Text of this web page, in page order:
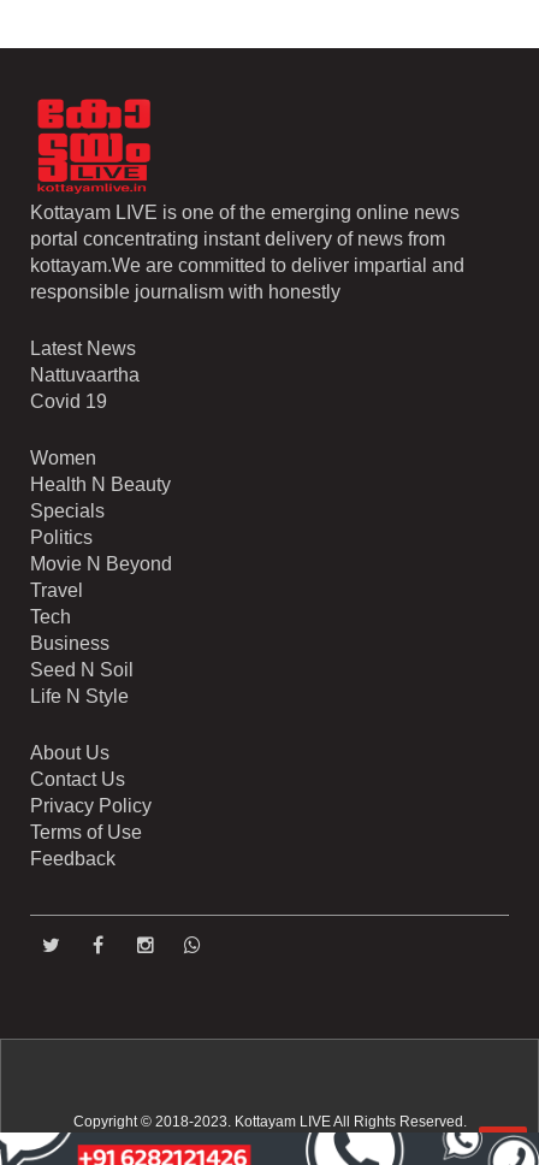
Kottayam LIVE is one of the emerging online news
portal concentrating instant delivery of news from
kottayam.We are committed to deliver impartial and
responsible journalism with honestly
Latest News
Nattuvaartha
Covid 19
Women
Health N Beauty
Specials
Politics
Movie N Beyond
Travel
Tech
Business
Seed N Soil
Life N Style
About Us
Contact Us
Privacy Policy
Terms of Use
Feedback
Copyright © 2018-2023. Kottayam LIVE All Rights Reserved.